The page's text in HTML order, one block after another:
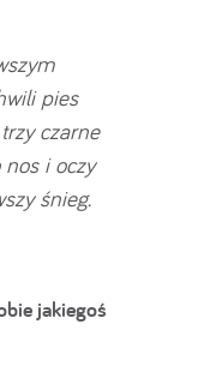
pies
czarne
nos i oczy
śnieg.
jakiegoś